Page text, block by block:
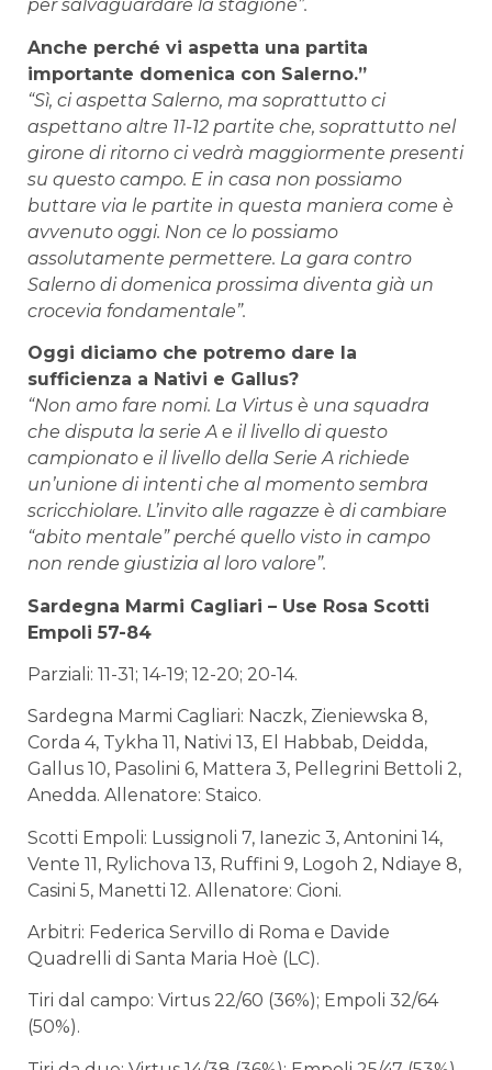
per salvaguardare la stagione”.
Anche perché vi aspetta una partita
importante domenica con Salerno.”
“Sì, ci aspetta Salerno, ma soprattutto ci
aspettano altre 11-12 partite che, soprattutto nel
girone di ritorno ci vedrà maggiormente presenti
su questo campo. E in casa non possiamo
buttare via le partite in questa maniera come è
avvenuto oggi. Non ce lo possiamo
assolutamente permettere. La gara contro
Salerno di domenica prossima diventa già un
crocevia fondamentale”.
Oggi diciamo che potremo dare la
sufficienza a Nativi e Gallus?
“Non amo fare nomi. La Virtus è una squadra
che disputa la serie A e il livello di questo
campionato e il livello della Serie A richiede
un’unione di intenti che al momento sembra
scricchiolare. L’invito alle ragazze è di cambiare
“abito mentale” perché quello visto in campo
non rende giustizia al loro valore”.
Sardegna Marmi Cagliari – Use Rosa Scotti
Empoli 57-84
Parziali: 11-31; 14-19; 12-20; 20-14.
Sardegna Marmi Cagliari: Naczk, Zieniewska 8,
Corda 4, Tykha 11, Nativi 13, El Habbab, Deidda,
Gallus 10, Pasolini 6, Mattera 3, Pellegrini Bettoli 2,
Anedda. Allenatore: Staico.
Scotti Empoli: Lussignoli 7, Ianezic 3, Antonini 14,
Vente 11, Rylichova 13, Ruffini 9, Logoh 2, Ndiaye 8,
Casini 5, Manetti 12. Allenatore: Cioni.
Arbitri: Federica Servillo di Roma e Davide
Quadrelli di Santa Maria Hoè (LC).
Tiri dal campo: Virtus 22/60 (36%); Empoli 32/64
(50%).